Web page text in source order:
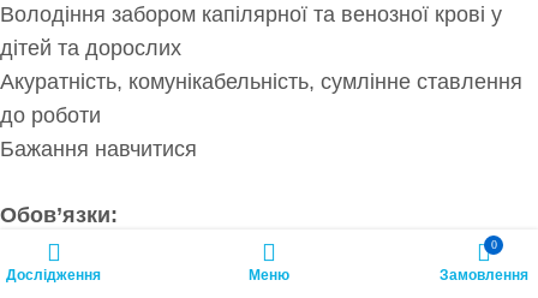
Дослідження Меню
0
Замовлення
Володіння забором капілярної та венозної крові у
дітей та дорослих
Акуратність, комунікабельність, сумлінне ставлення
до роботи
Бажання навчитися
Обов’язки:
Забір капілярної та венозної крові у дітей та